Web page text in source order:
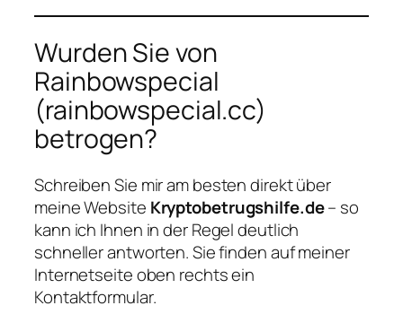
Wurden Sie von
Rainbowspecial
(rainbowspecial.cc)
betrogen?
Schreiben Sie mir am besten direkt über
meine Website Kryptobetrugshilfe.de– so
kann ich Ihnen in der Regel deutlich
schneller antworten. Sie finden auf meiner
Internetseite oben rechts ein
Kontaktformular.